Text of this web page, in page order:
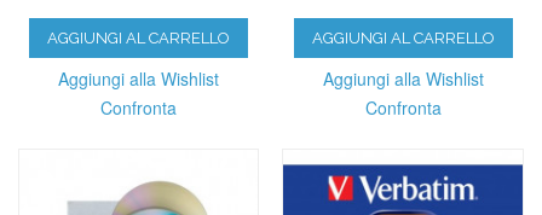
AGGIUNGI AL CARRELLO
Aggiungi alla Wishlist
Confronta
AGGIUNGI AL CARRELLO
Aggiungi alla Wishlist
Confronta